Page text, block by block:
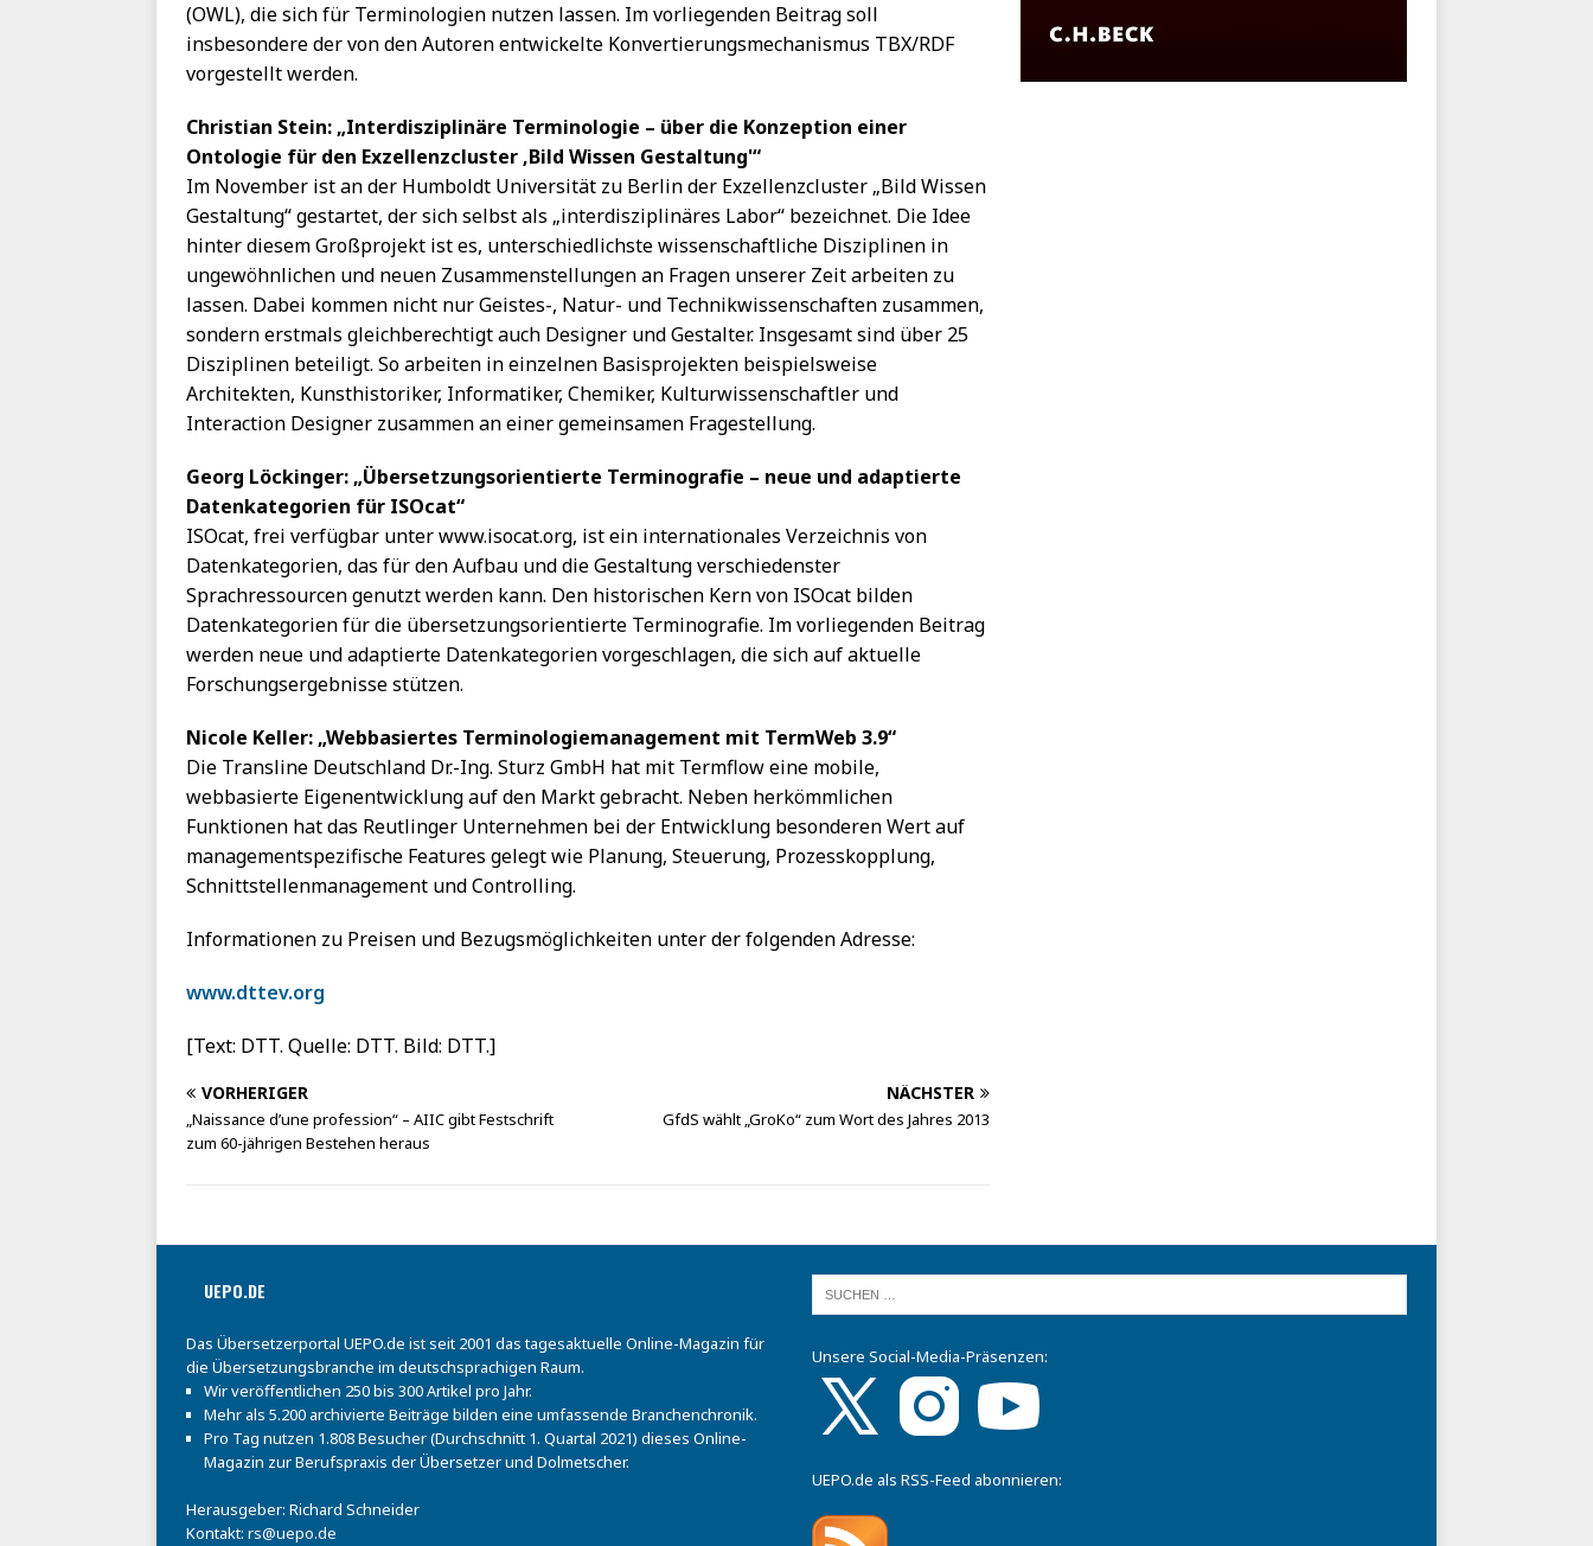
(OWL), die sich für Terminologien nutzen lassen. Im vorliegenden Beitrag soll
insbesondere der von den Autoren entwickelte Konvertierungsmechanismus TBX/RDF
vorgestellt werden.
Christian Stein: „Interdisziplinäre Terminologie – über die Konzeption einer
Ontologie für den Exzellenzcluster ‚Bild Wissen Gestaltung'“
Im November ist an der Humboldt Universität zu Berlin der Exzellenzcluster „Bild Wissen
Gestaltung“ gestartet, der sich selbst als „interdisziplinäres Labor“ bezeichnet. Die Idee
hinter diesem Großprojekt ist es, unterschiedlichste wissenschaftliche Disziplinen in
ungewöhnlichen und neuen Zusammenstellungen an Fragen unserer Zeit arbeiten zu
lassen. Dabei kommen nicht nur Geistes-, Natur- und Technikwissenschaften zusammen,
sondern erstmals gleichberechtigt auch Designer und Gestalter. Insgesamt sind über 25
Disziplinen beteiligt. So arbeiten in einzelnen Basisprojekten beispielsweise
Architekten, Kunsthistoriker, Informatiker, Chemiker, Kulturwissenschaftler und
Interaction Designer zusammen an einer gemeinsamen Fragestellung.
Georg Löckinger: „Übersetzungsorientierte Terminografie – neue und adaptierte
Datenkategorien für ISOcat“
ISOcat, frei verfügbar unter www.isocat.org, ist ein internationales Verzeichnis von
Datenkategorien, das für den Aufbau und die Gestaltung verschiedenster
Sprachressourcen genutzt werden kann. Den historischen Kern von ISOcat bilden
Datenkategorien für die übersetzungsorientierte Terminografie. Im vorliegenden Beitrag
werden neue und adaptierte Datenkategorien vorgeschlagen, die sich auf aktuelle
Forschungsergebnisse stützen.
Nicole Keller: „Webbasiertes Terminologiemanagement mit TermWeb 3.9“
Die Transline Deutschland Dr.-Ing. Sturz GmbH hat mit Termflow eine mobile,
webbasierte Eigenentwicklung auf den Markt gebracht. Neben herkömmlichen
Funktionen hat das Reutlinger Unternehmen bei der Entwicklung besonderen Wert auf
managementspezifische Features gelegt wie Planung, Steuerung, Prozesskopplung,
Schnittstellenmanagement und Controlling.
Informationen zu Preisen und Bezugsmöglichkeiten unter der folgenden Adresse:
www.dttev.org
[Text: DTT. Quelle: DTT. Bild: DTT.]
VORHERIGER
„Naissance d’une profession“ – AIIC gibt Festschrift
zum 60-jährigen Bestehen heraus
NÄCHSTER
GfdS wählt „GroKo“ zum Wort des Jahres 2013
UEPO.DE
Das Übersetzerportal UEPO.de ist seit 2001 das tagesaktuelle Online-Magazin für
die Übersetzungsbranche im deutschsprachigen Raum.
Wir veröffentlichen 250 bis 300 Artikel pro Jahr.
Mehr als 5.200 archivierte Beiträge bilden eine umfassende Branchenchronik.
Pro Tag nutzen 1.808 Besucher (Durchschnitt 1. Quartal 2021) dieses Online-
Magazin zur Berufspraxis der Übersetzer und Dolmetscher.
Herausgeber: Richard Schneider
Kontakt: rs@uepo.de
Unsere Social-Media-Präsenzen:
UEPO.de als RSS-Feed abonnieren: